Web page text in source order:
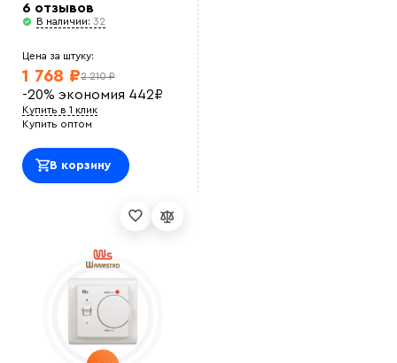
6 отзывов
В наличии: 32
Цена за штуку:
2 210 ₽
1 768 ₽
-20% экономия 442₽
Купить в 1 клик
Купить оптом
В корзину